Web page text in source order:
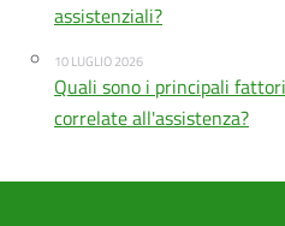
assistenziali?
10 LUGLIO 2026
Quali sono i principali
correlate all'assistenza?